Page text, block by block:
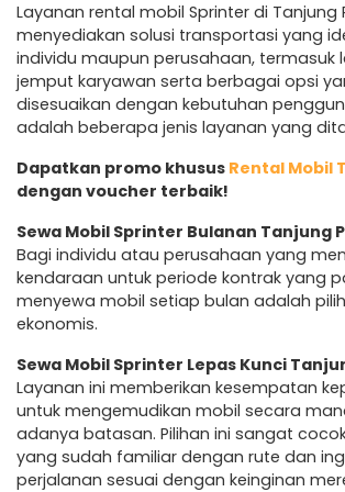
Layanan rental mobil Sprinter di Tanjung
menyediakan solusi transportasi yang
individu maupun perusahaan, termasuk
jemput karyawan serta berbagai opsi
disesuaikan dengan kebutuhan
adalah beberapa jenis layanan yang
Dapatkan promo khusus Rental Mobil
dengan voucher terbaik!
Sewa Mobil Sprinter Bulanan Tanjung
Bagi individu atau perusahaan yang
kendaraan untuk periode kontrak yang
menyewa mobil setiap bulan adalah
ekonomis.
Sewa Mobil Sprinter Lepas Kunci
Layanan ini memberikan kesempatan
untuk mengemudikan mobil secara
adanya batasan. Pilihan ini sangat
yang sudah familiar dengan rute dan
perjalanan sesuai dengan keinginan